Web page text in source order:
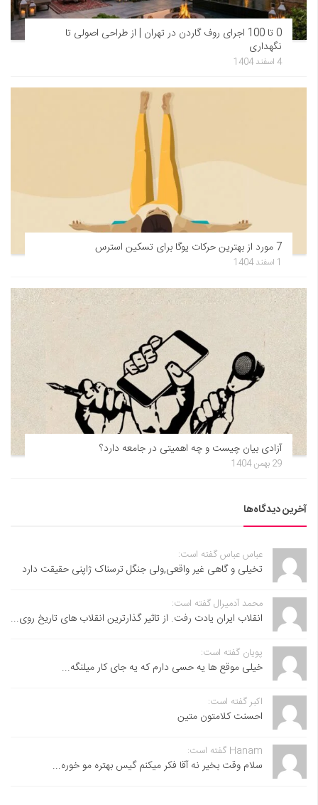
0 تا 100 اجرای روف گاردن در تهران | از طراحی اصولی تا
نگهداری
4 اسفند 1404
7 مورد از بهترین حرکات یوگا برای تسکین استرس
1 اسفند 1404
آزادی بیان چیست و چه اهمیتی در جامعه دارد؟
29 بهمن 1404
آخرین دیدگاه‌ها
عباس عباس گفته است:
تخیلی و گاهی غیر واقعی,ولی جنگل ترسناک ژاپنی حقیقت دارد
محمد آدمیرال گفته است:
انقلاب ایران یادت رفت. از تاثیر گذارترین انقلاب های تاریخ روی...
پویان گفته است:
خیلی موقع ها یه حسی دارم که یه جای کار میلنگه...
اکبر گفته است:
احسنت ‌کلامتون متین
Hanam گفته است:
سلام وقت بخیر نه آقا فکر میکنم گیس بهتره مو خوره...